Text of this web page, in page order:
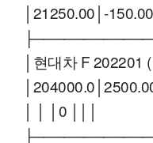
│21250.00│-
│현대차 F 202201
│ │ │0 │││